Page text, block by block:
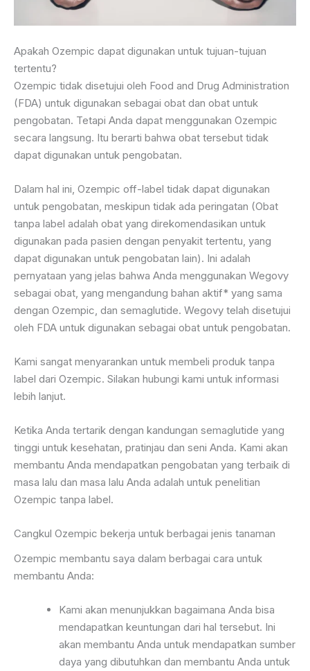
Apakah Ozempic dapat digunakan untuk tujuan-tujuan
tertentu?
Ozempic tidak disetujui oleh Food and Drug Administration
(FDA) untuk digunakan sebagai obat dan obat untuk
pengobatan. Tetapi Anda dapat menggunakan Ozempic
secara langsung. Itu berarti bahwa obat tersebut tidak
dapat digunakan untuk pengobatan.
Dalam hal ini, Ozempic off-label tidak dapat digunakan
untuk pengobatan, meskipun tidak ada peringatan (Obat
tanpa label adalah obat yang direkomendasikan untuk
digunakan pada pasien dengan penyakit tertentu, yang
dapat digunakan untuk pengobatan lain). Ini adalah
pernyataan yang jelas bahwa Anda menggunakan Wegovy
sebagai obat, yang mengandung bahan aktif* yang sama
dengan Ozempic, dan semaglutide. Wegovy telah disetujui
oleh FDA untuk digunakan sebagai obat untuk pengobatan.
Kami sangat menyarankan untuk membeli produk tanpa
label dari Ozempic. Silakan hubungi kami untuk informasi
lebih lanjut.
Ketika Anda tertarik dengan kandungan semaglutide yang
tinggi untuk kesehatan, pratinjau dan seni Anda. Kami akan
membantu Anda mendapatkan pengobatan yang terbaik di
masa lalu dan masa lalu Anda adalah untuk penelitian
Ozempic tanpa label.
Cangkul Ozempic bekerja untuk berbagai jenis tanaman
Ozempic membantu saya dalam berbagai cara untuk
membantu Anda:
Kami akan menunjukkan bagaimana Anda bisa
mendapatkan keuntungan dari hal tersebut. Ini
akan membantu Anda untuk mendapatkan sumber
daya yang dibutuhkan dan membantu Anda untuk